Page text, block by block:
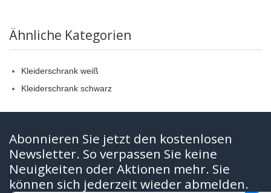
Ähnliche Kategorien
Kleiderschrank weiß
Kleiderschrank schwarz
Abonnieren Sie jetzt den kostenlosen
Newsletter. So verpassen Sie keine
Neuigkeiten oder Aktionen mehr. Sie
können sich jederzeit wieder abmelden.